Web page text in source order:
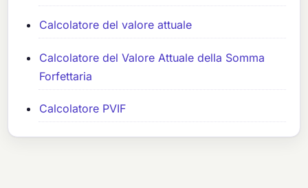
Calcolatore del valore attuale
Calcolatore del Valore Attuale della Somma
Forfettaria
Calcolatore PVIF